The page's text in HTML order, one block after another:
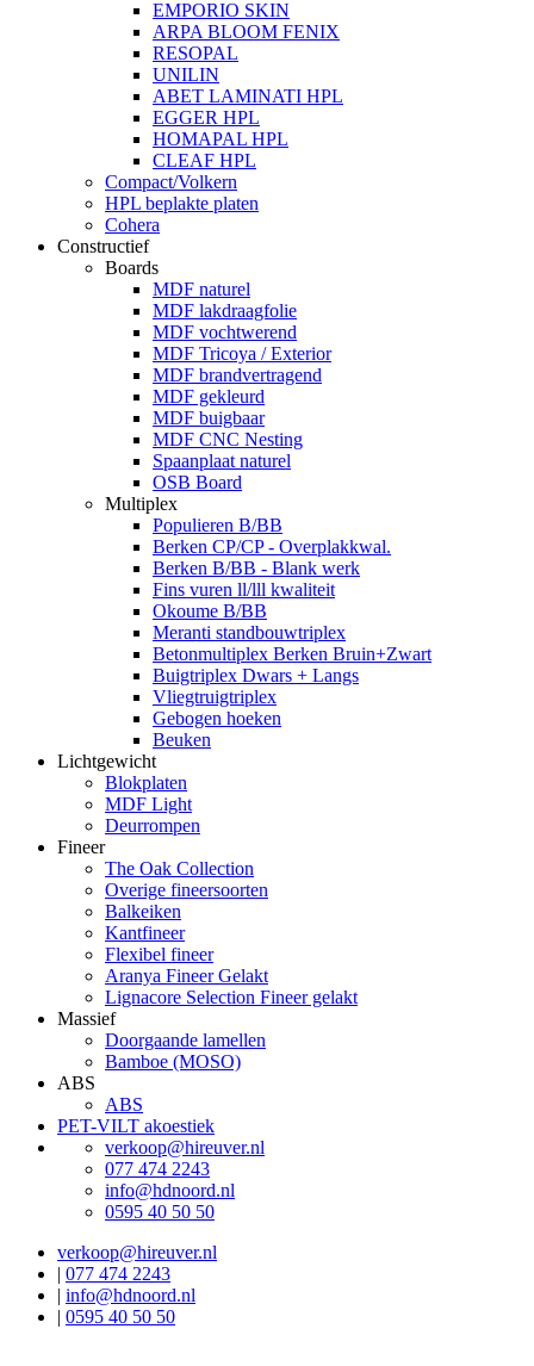
EMPORIO SKIN
ARPA BLOOM FENIX
RESOPAL
UNILIN
ABET LAMINATI HPL
EGGER HPL
HOMAPAL HPL
CLEAF HPL
Compact/Volkern
HPL beplakte platen
Cohera
Constructief
Boards
MDF naturel
MDF lakdraagfolie
MDF vochtwerend
MDF Tricoya / Exterior
MDF brandvertragend
MDF gekleurd
MDF buigbaar
MDF CNC Nesting
Spaanplaat naturel
OSB Board
Multiplex
Populieren B/BB
Berken CP/CP - Overplakkwal.
Berken B/BB - Blank werk
Fins vuren ll/lll kwaliteit
Okoume B/BB
Meranti standbouwtriplex
Betonmultiplex Berken Bruin+Zwart
Buigtriplex Dwars + Langs
Vliegtruigtriplex
Gebogen hoeken
Beuken
Lichtgewicht
Blokplaten
MDF Light
Deurrompen
Fineer
The Oak Collection
Overige fineersoorten
Balkeiken
Kantfineer
Flexibel fineer
Aranya Fineer Gelakt
Lignacore Selection Fineer gelakt
Massief
Doorgaande lamellen
Bamboe (MOSO)
ABS
ABS
PET-VILT akoestiek
verkoop@hireuver.nl
077 474 2243
info@hdnoord.nl
0595 40 50 50
verkoop@hireuver.nl
| 077 474 2243
| info@hdnoord.nl
| 0595 40 50 50